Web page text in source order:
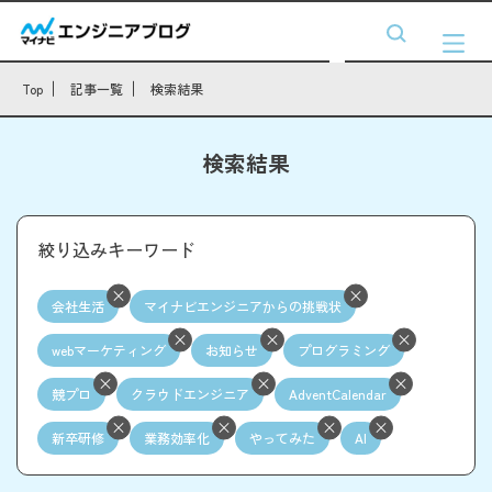
Top 記事一覧 検索結果
検索結果
絞り込みキーワード
会社生活 マイナビエンジニアからの挑戦状
webマーケティング お知らせ プログラミング
競プロ クラウドエンジニア AdventCalendar
新卒研修 業務効率化 やってみた AI